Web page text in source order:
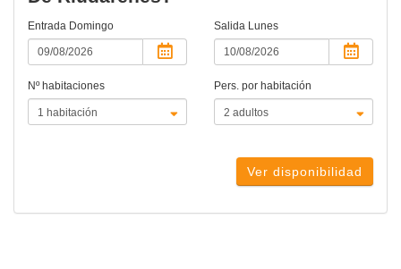
Entrada Domingo Salida Lunes
Nº habitaciones Pers. por habitación
Ver disponibilidad